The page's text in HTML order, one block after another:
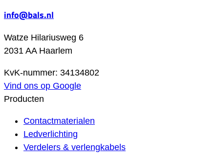
info@bals.nl
Watze Hilariusweg 6
2031 AA Haarlem
KvK-nummer: 34134802
Vind ons op Google
Producten
Contactmaterialen
Ledverlichting
Verdelers & verlengkabels